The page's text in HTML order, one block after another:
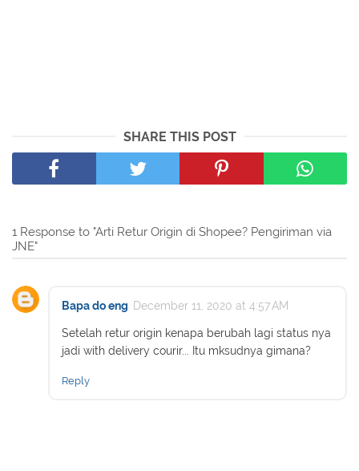
SHARE THIS POST
1 Response to "Arti Retur Origin di Shopee? Pengiriman via
JNE"
Bapa do eng December 11, 2020 at 4:57 AM
Setelah retur origin kenapa berubah lagi status nya
jadi with delivery courir... Itu mksudnya gimana?
Reply